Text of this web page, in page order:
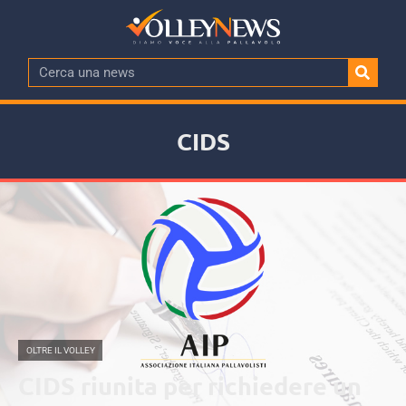
CIDS
OLTRE IL VOLLEY
CIDS riunita per richiedere un